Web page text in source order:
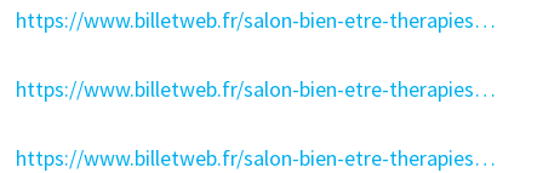
https://www.billetweb.fr/salon-bien-etre-therapies…
https://www.billetweb.fr/salon-bien-etre-therapies…
https://www.billetweb.fr/salon-bien-etre-therapies…